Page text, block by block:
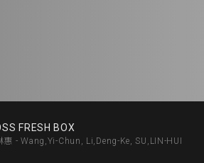
FRESH BOX
- Wang,Yi-Chun, Li,Deng-Ke, SU,LIN-HUI